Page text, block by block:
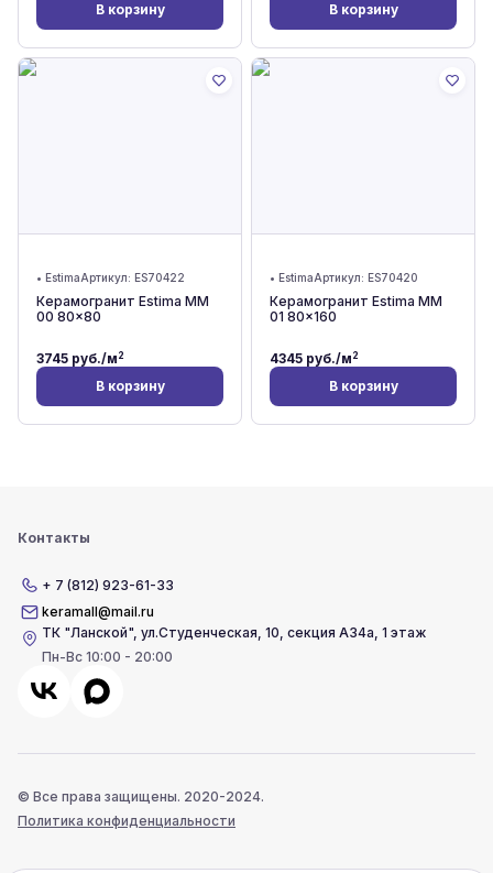
В корзину В корзину
• EstimaАртикул: ES70422
Керамогранит Estima MM
00 80x80
3745 руб./м2
В корзину
• EstimaАртикул: ES70420
Керамогранит Estima MM
01 80x160
4345 руб./м2
В корзину
Контакты
+ 7 (812) 923-61-33
keramall@mail.ru
ТК "Ланской",ул.Студенческая, 10, секция А34а, 1 этаж
Пн-Вс 10:00 - 20:00
© Все права защищены. 2020-2024.
Политика конфиденциальности